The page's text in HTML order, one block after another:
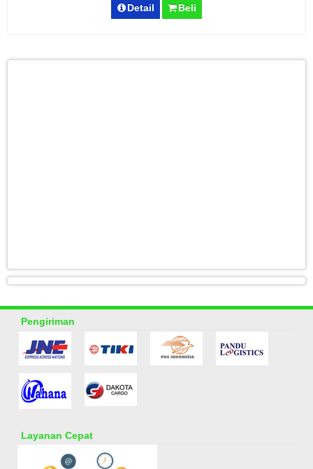
Detail Beli
Pengiriman
Layanan Cepat